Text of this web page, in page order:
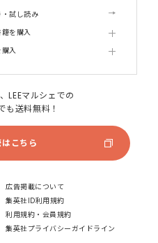
試し読み
籍を購入
入
LEEマルシェでの
も送料無料！
こちら
広告掲載について
集英社ID利用規約
利用規約・会員規約
集英社プライバシーガイドライン